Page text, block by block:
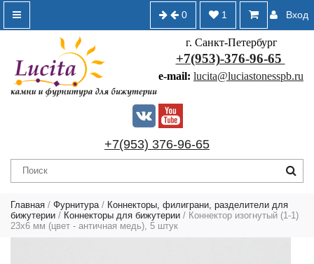
Вход
1
0
г. Санкт-Петербург
+7(953)-376-96-65
e-mail: lucita@luciastonesspb.ru
+7(953) 376-96-65
Главная / Фурнитура / Коннекторы, филиграни, разделители для
бижутерии / Коннекторы для бижутерии / Коннектор изогнутый (1-1)
23х6 мм (цвет - античная медь), 5 штук